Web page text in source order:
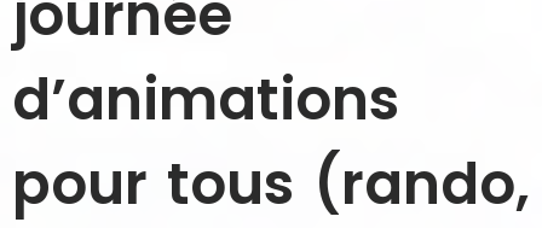
d’animations
pour tous (rando,